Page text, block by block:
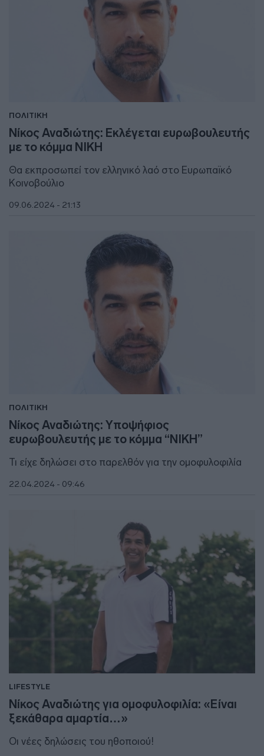
ΠΟΛΙΤΙΚΗ
Νίκος Αναδιώτης: Εκλέγεται ευρωβουλευτής
με το κόμμα ΝΙΚΗ
Θα εκπροσωπεί τον ελληνικό λαό στο Ευρωπαϊκό
Κοινοβούλιο
09.06.2024 - 21:13
ΠΟΛΙΤΙΚΗ
Νίκος Αναδιώτης: Υποψήφιος
ευρωβουλευτής με το κόμμα “ΝΙΚΗ”
Τι είχε δηλώσει στο παρελθόν για την ομοφυλοφιλία
22.04.2024 - 09:46
LIFESTYLE
Νίκος Αναδιώτης για ομοφυλοφιλία: «Είναι
ξεκάθαρα αμαρτία…»
Οι νέες δηλώσεις του ηθοποιού!